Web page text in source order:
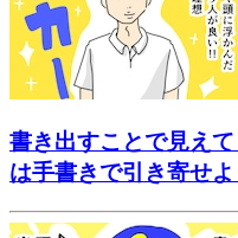
書き出すことで見え
は手書きで引き寄せよ